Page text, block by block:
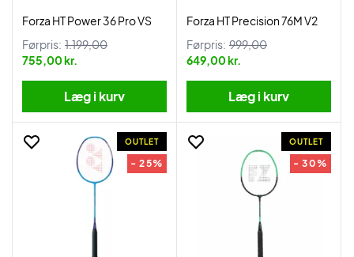
Forza HT Power 36 Pro VS
Førpris: 1.199,00
755,00 kr.
Læg i kurv
Forza HT Precision 76M V2
Førpris: 999,00
649,00 kr.
Læg i kurv
OUTLET
- 25%
OUTLET
- 30%